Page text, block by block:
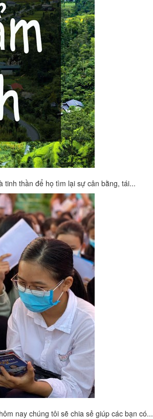
tinh thần để họ tìm lại sự cân bằng, tái...
nay chúng tôi sẽ chia sẻ giúp các bạn có...